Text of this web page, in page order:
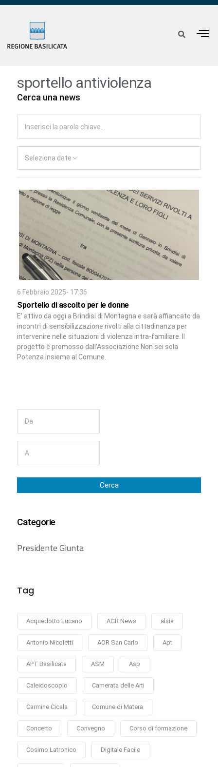
sportello antiviolenza
Cerca una news
Seleziona date
6 Febbraio 2025- 17:36
Sportello di ascolto per le donne
E’ attivo da oggi a Brindisi di Montagna e sarà affiancato da
incontri di sensibilizzazione rivolti alla cittadinanza per
intervenire nelle situazioni di violenza intra-familiare. Il
progetto è promosso dall’Associazione Non sei sola
Potenza insieme al Comune.
Cerca
Categorie
Presidente Giunta
Tag
Acquedotto Lucano AGR News alsia
Antonio Nicoletti AOR San Carlo Apt
APT Basilicata ASM Asp
Caleidoscopio Camerata delle Arti
Carmine Cicala Comune di Matera
Concerto Convegno Corso di formazione
Cosimo Latronico Digitale Facile